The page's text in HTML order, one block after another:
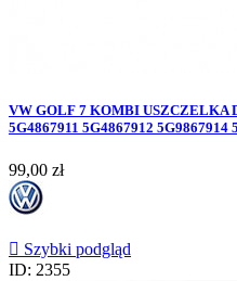
VW GOLF 7 KOMBI USZCZELKA
5G4867911 5G4867912 5G9867914
Cena
99,00 zł
 Szybki podgląd
ID: 2355